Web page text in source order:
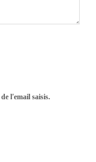
l'email saisis.